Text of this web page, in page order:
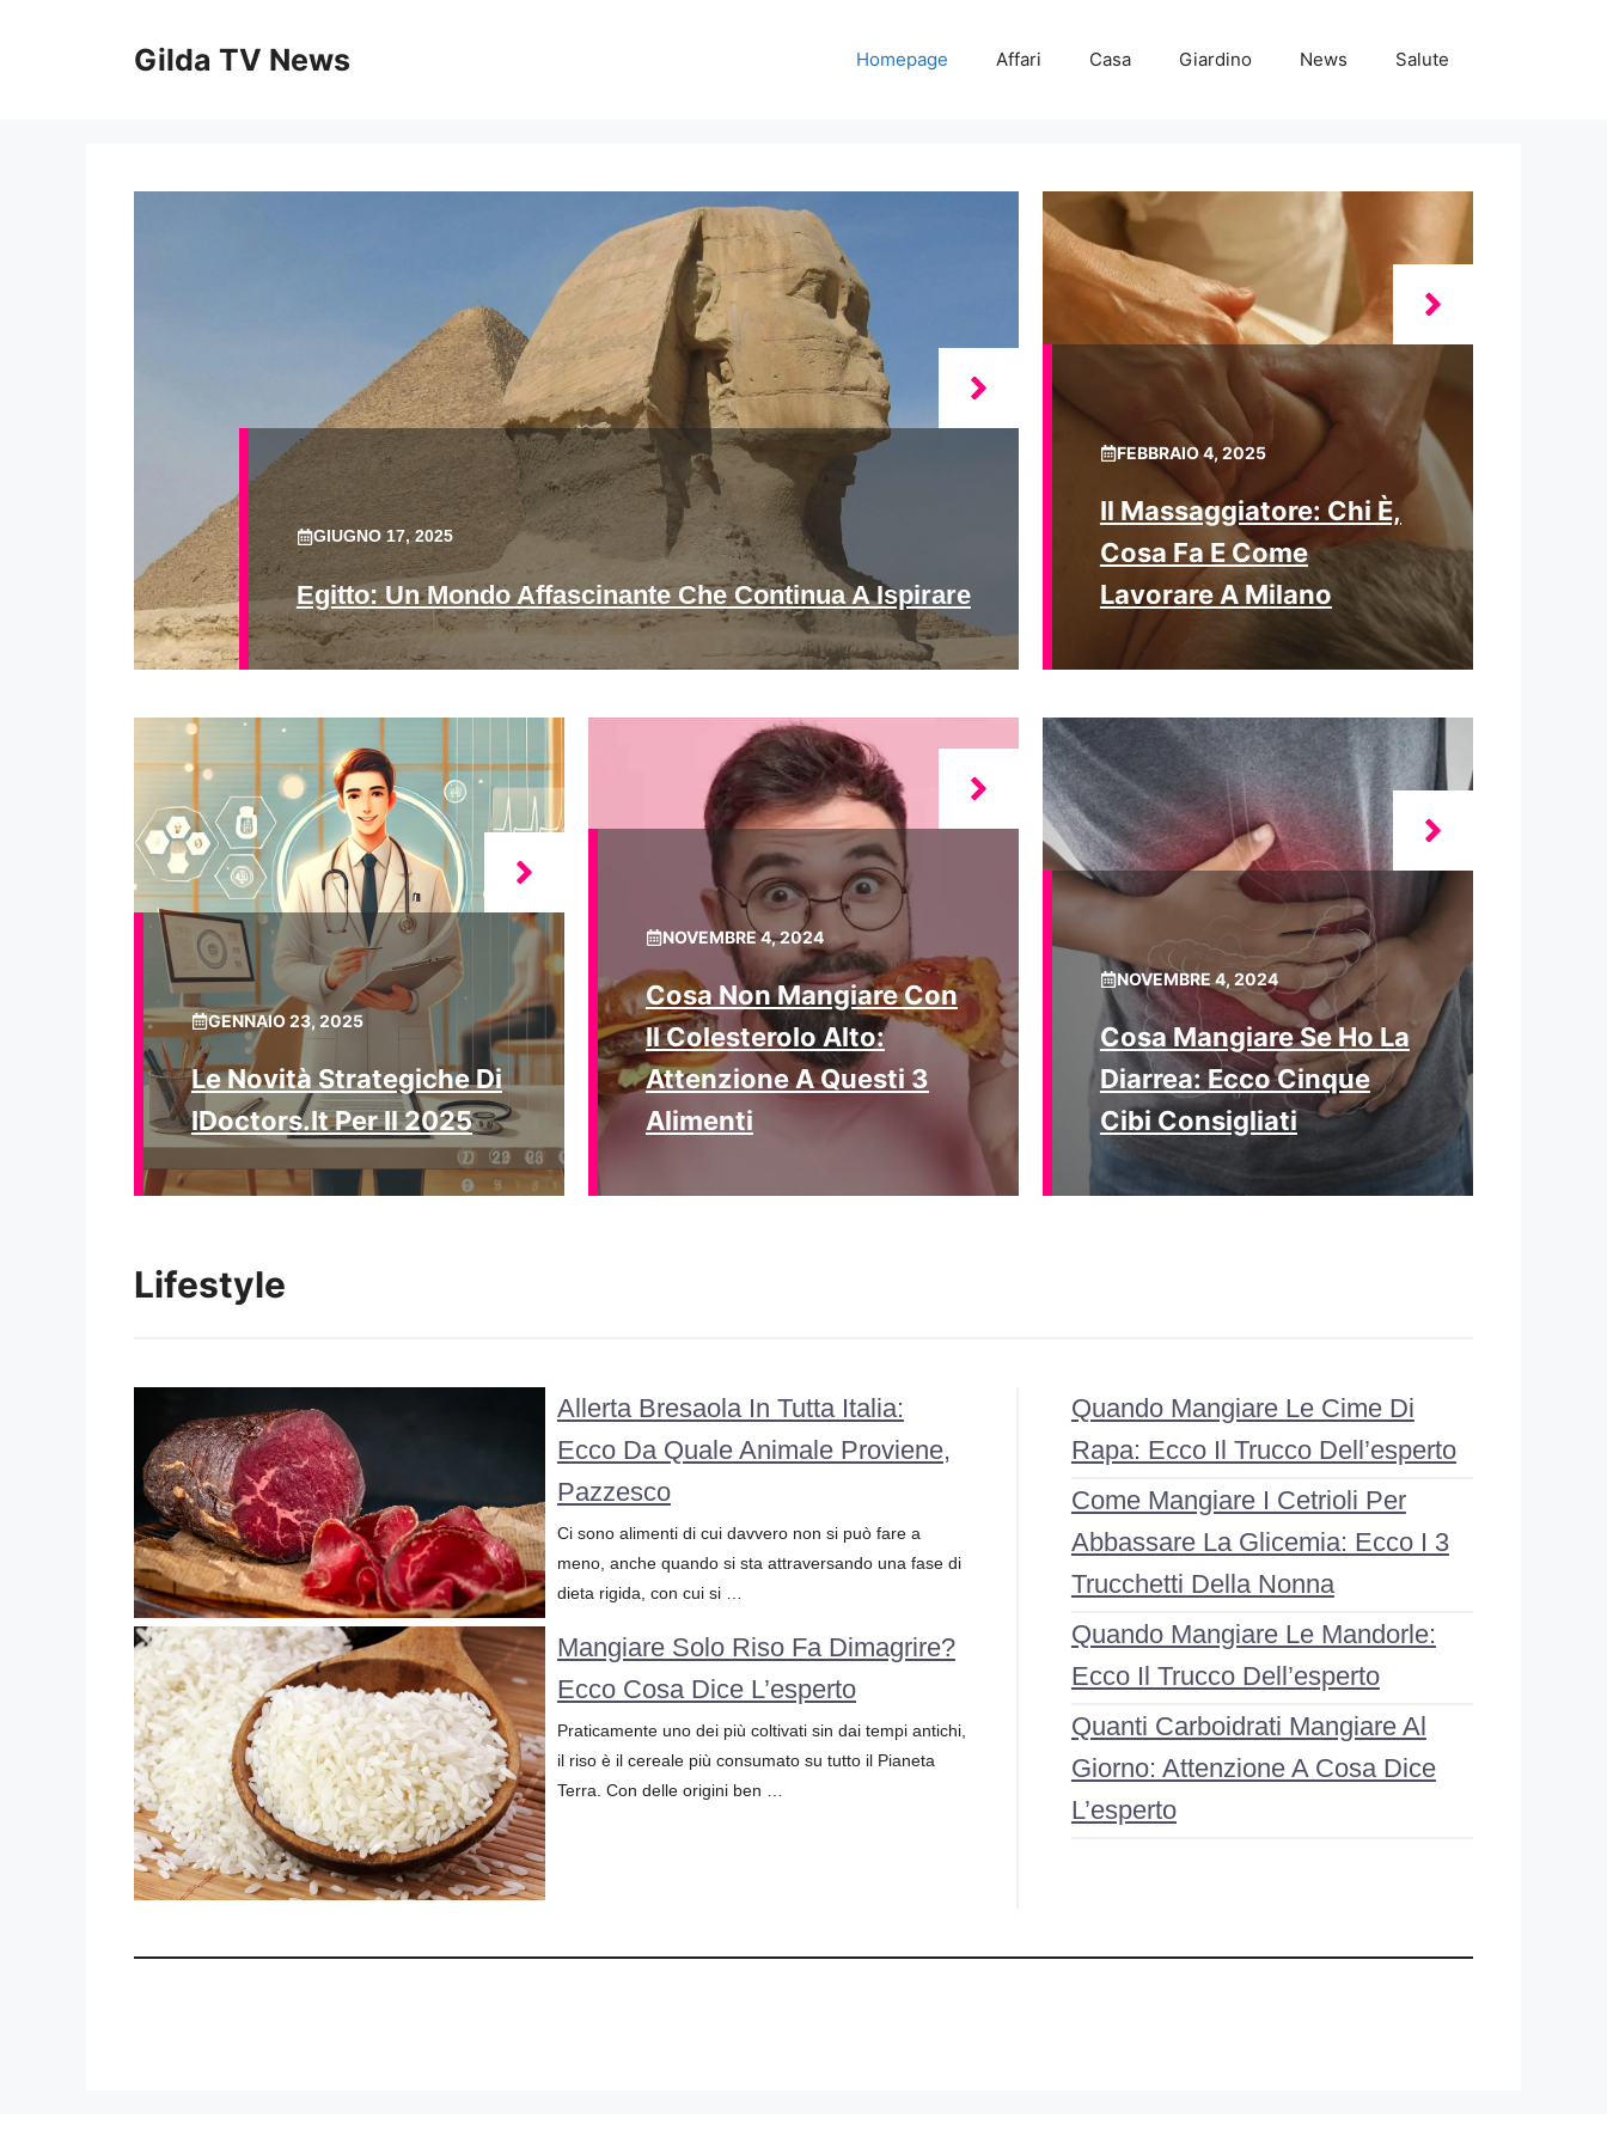
Gilda TV News Homepage Affari Casa Giardino News Salute
GIUGNO 17, 2025
Egitto: Un Mondo Affascinante Che Continua A Ispirare
FEBBRAIO 4, 2025
Il Massaggiatore: Chi È,
Cosa Fa E Come
Lavorare A Milano
GENNAIO 23, 2025
Le Novità Strategiche Di
IDoctors.it Per Il 2025
NOVEMBRE 4, 2024
Cosa Non Mangiare Con
Il Colesterolo Alto:
Attenzione A Questi 3
Alimenti
NOVEMBRE 4, 2024
Cosa Mangiare Se Ho La
Diarrea: Ecco Cinque
Cibi Consigliati
Lifestyle
Allerta Bresaola In Tutta Italia:
Ecco Da Quale Animale Proviene,
Pazzesco
Ci sono alimenti di cui davvero non si può fare a
meno, anche quando si sta attraversando una fase di
dieta rigida, con cui si …
Mangiare Solo Riso Fa Dimagrire?
Ecco Cosa Dice L’esperto
Praticamente uno dei più coltivati sin dai tempi antichi,
il riso è il cereale più consumato su tutto il Pianeta
Terra. Con delle origini ben …
Quando Mangiare Le Cime Di
Rapa: Ecco Il Trucco Dell’esperto
Come Mangiare I Cetrioli Per
Abbassare La Glicemia: Ecco I 3
Trucchetti Della Nonna
Quando Mangiare Le Mandorle:
Ecco Il Trucco Dell’esperto
Quanti Carboidrati Mangiare Al
Giorno: Attenzione A Cosa Dice
L’esperto